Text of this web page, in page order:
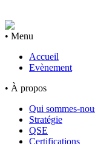
• Menu
Accueil
Evènement
• À propos
Qui sommes-
Stratégie
QSE
Certifications